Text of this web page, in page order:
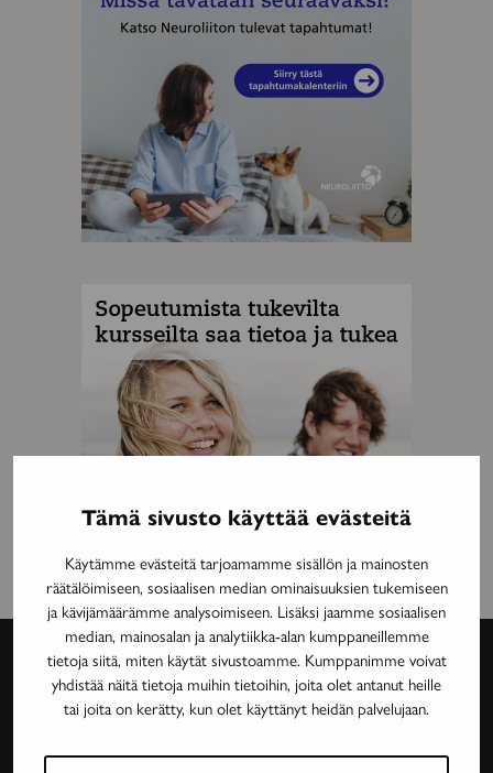
Tämä sivusto käyttää evästeitä
Käytämme evästeitä tarjoamamme sisällön ja mainosten
räätälöimiseen, sosiaalisen median ominaisuuksien tukemiseen
ja kävijämäärämme analysoimiseen. Lisäksi jaamme sosiaalisen
median, mainosalan ja analytiikka-alan kumppaneillemme
tietoja siitä, miten käytät sivustoamme. Kumppanimme voivat
yhdistää näitä tietoja muihin tietoihin, joita olet antanut heille
tai joita on kerätty, kun olet käyttänyt heidän palvelujaan.
Avain-